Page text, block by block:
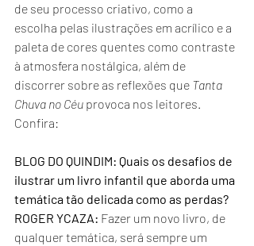
de seu processo criativo, como a
escolha pelas ilustrações em acrílico e a
paleta de cores quentes como contraste
à atmosfera nostálgica, além de
discorrer sobre as reflexões que Tanta
Chuva no Céu provoca nos leitores.
Confira:
BLOG DO QUINDIM: Quais os desafios de
ilustrar um livro infantil que aborda uma
temática tão delicada como as perdas?
ROGER YCAZA: Fazer um novo livro, de
qualquer temática, será sempre um